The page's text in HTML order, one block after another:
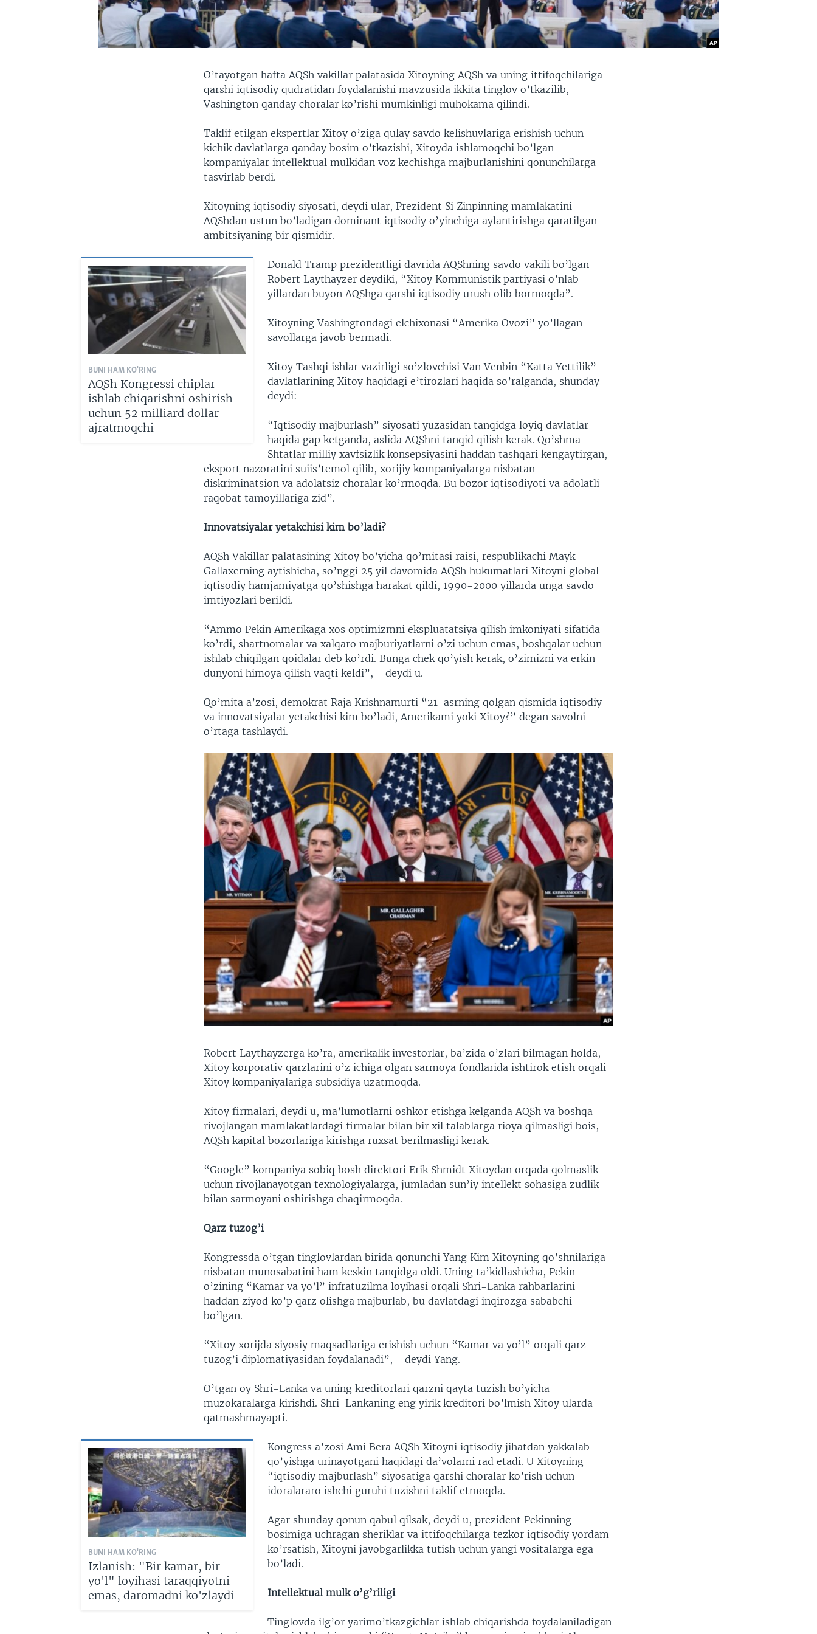
O’tayotgan hafta AQSh vakillar palatasida Xitoyning AQSh va uning ittifoqchilariga
qarshi iqtisodiy qudratidan foydalanishi mavzusida ikkita tinglov o’tkazilib,
Vashington qanday choralar ko’rishi mumkinligi muhokama qilindi.
Taklif etilgan ekspertlar Xitoy o’ziga qulay savdo kelishuvlariga erishish uchun
kichik davlatlarga qanday bosim o’tkazishi, Xitoyda ishlamoqchi bo’lgan
kompaniyalar intellektual mulkidan voz kechishga majburlanishini qonunchilarga
tasvirlab berdi.
Xitoyning iqtisodiy siyosati, deydi ular, Prezident Si Zinpinning mamlakatini
AQShdan ustun bo’ladigan dominant iqtisodiy o’yinchiga aylantirishga qaratilgan
ambitsiyaning bir qismidir.
BUNI HAM KO'RING
AQSh Kongressi chiplar
ishlab chiqarishni oshirish
uchun 52 milliard dollar
ajratmoqchi
Donald Tramp prezidentligi davrida AQShning savdo vakili bo’lgan
Robert Laythayzer deydiki, “Xitoy Kommunistik partiyasi o’nlab
yillardan buyon AQShga qarshi iqtisodiy urush olib bormoqda”.
Xitoyning Vashingtondagi elchixonasi “Amerika Ovozi” yo’llagan
savollarga javob bermadi.
Xitoy Tashqi ishlar vazirligi so’zlovchisi Van Venbin “Katta Yettilik”
davlatlarining Xitoy haqidagi e’tirozlari haqida so’ralganda, shunday
deydi:
“Iqtisodiy majburlash” siyosati yuzasidan tanqidga loyiq davlatlar
haqida gap ketganda, aslida AQShni tanqid qilish kerak. Qo’shma
Shtatlar milliy xavfsizlik konsepsiyasini haddan tashqari kengaytirgan,
eksport nazoratini suiis’temol qilib, xorijiy kompaniyalarga nisbatan
diskriminatsion va adolatsiz choralar ko’rmoqda. Bu bozor iqtisodiyoti va adolatli
raqobat tamoyillariga zid”.
Innovatsiyalar yetakchisi kim bo’ladi?
AQSh Vakillar palatasining Xitoy bo’yicha qo’mitasi raisi, respublikachi Mayk
Gallaxerning aytishicha, so’nggi 25 yil davomida AQSh hukumatlari Xitoyni global
iqtisodiy hamjamiyatga qo’shishga harakat qildi, 1990-2000 yillarda unga savdo
imtiyozlari berildi.
“Ammo Pekin Amerikaga xos optimizmni ekspluatatsiya qilish imkoniyati sifatida
ko’rdi, shartnomalar va xalqaro majburiyatlarni o’zi uchun emas, boshqalar uchun
ishlab chiqilgan qoidalar deb ko’rdi. Bunga chek qo’yish kerak, o’zimizni va erkin
dunyoni himoya qilish vaqti keldi”, - deydi u.
Qo’mita a’zosi, demokrat Raja Krishnamurti “21-asrning qolgan qismida iqtisodiy
va innovatsiyalar yetakchisi kim bo’ladi, Amerikami yoki Xitoy?” degan savolni
o’rtaga tashlaydi.
Robert Laythayzerga ko’ra, amerikalik investorlar, ba’zida o’zlari bilmagan holda,
Xitoy korporativ qarzlarini o’z ichiga olgan sarmoya fondlarida ishtirok etish orqali
Xitoy kompaniyalariga subsidiya uzatmoqda.
Xitoy firmalari, deydi u, ma’lumotlarni oshkor etishga kelganda AQSh va boshqa
rivojlangan mamlakatlardagi firmalar bilan bir xil talablarga rioya qilmasligi bois,
AQSh kapital bozorlariga kirishga ruxsat berilmasligi kerak.
“Google” kompaniya sobiq bosh direktori Erik Shmidt Xitoydan orqada qolmaslik
uchun rivojlanayotgan texnologiyalarga, jumladan sun’iy intellekt sohasiga zudlik
bilan sarmoyani oshirishga chaqirmoqda.
Qarz tuzog’i
Kongressda o’tgan tinglovlardan birida qonunchi Yang Kim Xitoyning qo’shnilariga
nisbatan munosabatini ham keskin tanqidga oldi. Uning ta’kidlashicha, Pekin
o’zining “Kamar va yo’l” infratuzilma loyihasi orqali Shri-Lanka rahbarlarini
haddan ziyod ko’p qarz olishga majburlab, bu davlatdagi inqirozga sababchi
bo’lgan.
“Xitoy xorijda siyosiy maqsadlariga erishish uchun “Kamar va yo’l” orqali qarz
tuzog’i diplomatiyasidan foydalanadi”, - deydi Yang.
O’tgan oy Shri-Lanka va uning kreditorlari qarzni qayta tuzish bo’yicha
muzokaralarga kirishdi. Shri-Lankaning eng yirik kreditori bo’lmish Xitoy ularda
qatmashmayapti.
BUNI HAM KO'RING
Izlanish: "Bir kamar, bir
yo'l" loyihasi taraqqiyotni
emas, daromadni ko'zlaydi
Kongress a’zosi Ami Bera AQSh Xitoyni iqtisodiy jihatdan yakkalab
qo’yishga urinayotgani haqidagi da’volarni rad etadi. U Xitoyning
“iqtisodiy majburlash” siyosatiga qarshi choralar ko’rish uchun
idoralararo ishchi guruhi tuzishni taklif etmoqda.
Agar shunday qonun qabul qilsak, deydi u, prezident Pekinning
bosimiga uchragan sheriklar va ittifoqchilarga tezkor iqtisodiy yordam
ko’rsatish, Xitoyni javobgarlikka tutish uchun yangi vositalarga ega
bo’ladi.
Intellektual mulk o’g’riligi
Tinglovda ilg’or yarimo’tkazgichlar ishlab chiqarishda foydalaniladigan